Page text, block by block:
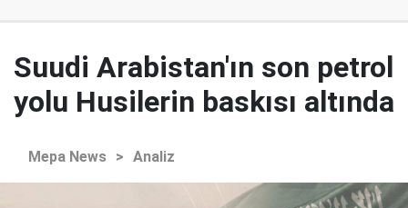
Suudi Arabistan'ın son petrol
yolu Husilerin baskısı altında
Mepa News > Analiz